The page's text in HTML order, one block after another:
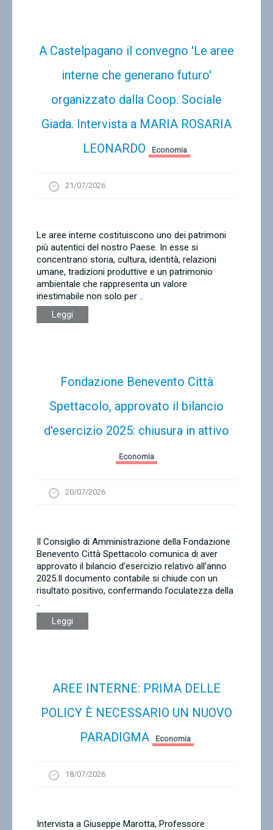
A Castelpagano il convegno 'Le aree
interne che generano futuro'
organizzato dalla Coop. Sociale
Giada. Intervista a MARIA ROSARIA
LEONARDO
Economia
21/07/2026
Le aree interne costituiscono uno dei patrimoni
più autentici del nostro Paese. In esse si
concentrano storia, cultura, identità, relazioni
umane, tradizioni produttive e un patrimonio
ambientale che rappresenta un valore
inestimabile non solo per ..
Leggi
Fondazione Benevento Città
Spettacolo, approvato il bilancio
d'esercizio 2025: chiusura in attivo
Economia
20/07/2026
Il Consiglio di Amministrazione della Fondazione
Benevento Città Spettacolo comunica di aver
approvato il bilancio d’esercizio relativo all’anno
2025.Il documento contabile si chiude con un
risultato positivo, confermando l’oculatezza della
..
Leggi
AREE INTERNE: PRIMA DELLE
POLICY È NECESSARIO UN NUOVO
PARADIGMA
Economia
18/07/2026
Intervista a Giuseppe Marotta, Professore